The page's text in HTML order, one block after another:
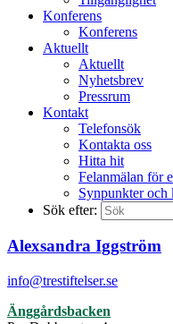
Konferens
Konferens
Aktuellt
Aktuellt
Nyhetsbrev
Pressrum
Kontakt
Telefonsök
Kontakta oss
Hitta hit
Felanmälan för
Synpunkter och
Sök efter:
Alexsandra Iggström
info@trestiftelser.se
Änggårdsbacken